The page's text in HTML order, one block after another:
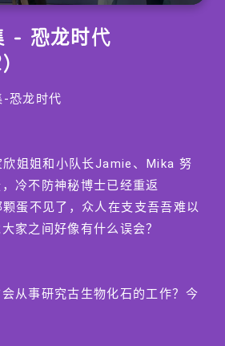
- 恐龙时代
恐龙时代
姐姐和小队长Jamie、Mika 努
冷不防神秘博士已经重返
蛋不见了，众人在支支吾吾难以
家之间好像有什么误会？
从事研究古生物化石的工作？今